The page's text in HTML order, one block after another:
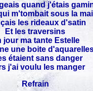
quand j'étais
m'tombait sous la
les rideaux d'satin
Et les traversins
jour ma tante Estelle
une boite
étaient sans danger
j'ai voulu les manger
Refrain